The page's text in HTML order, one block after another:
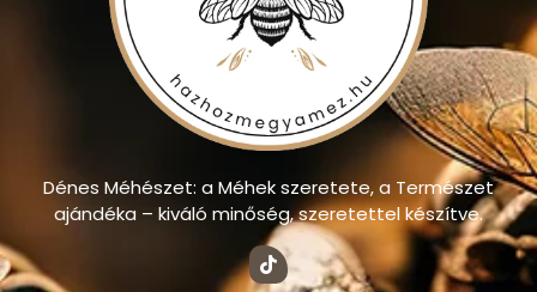
Dénes Méhészet: a Méhek szeretete, a Természet
ajándéka – kiváló minőség, szeretettel készítve.